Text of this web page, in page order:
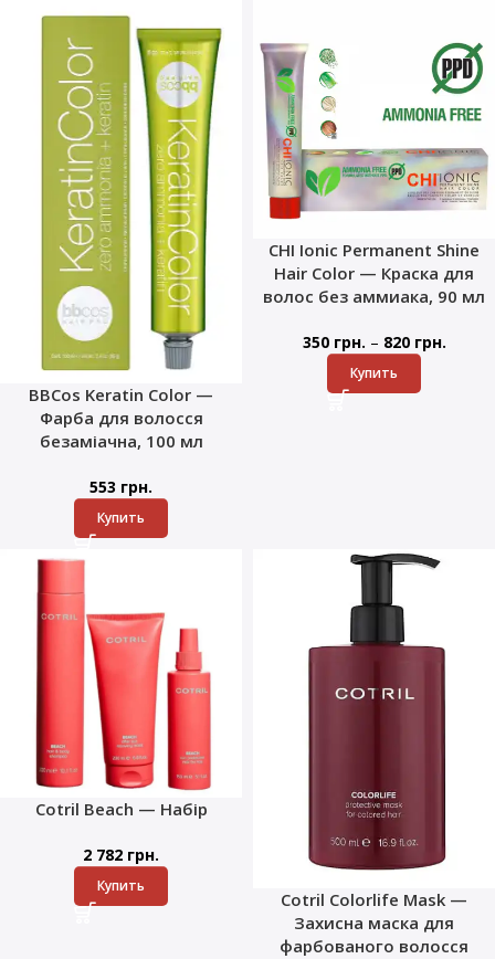
BBCos Keratin Color —
Фарба для волосся
безаміачна, 100 мл
553 грн.
Купить
CHI Ionic Permanent Shine
Hair Color — Краска для
волос без аммиака, 90 мл
350 грн. – 820 грн.
Купить
Cotril Beach — Набір
2 782 грн.
Купить
Cotril Colorlife Mask —
Захисна маска для
фарбованого волосся